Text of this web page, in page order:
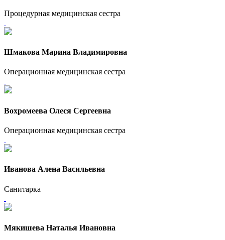
Процедурная медицинская сестра
Шмакова Марина Владимировна
Операционная медицинская сестра
Вохромеева Олеся Сергеевна
Операционная медицинская сестра
Иванова Алена Васильевна
Санитарка
Мякишева Наталья Ивановна